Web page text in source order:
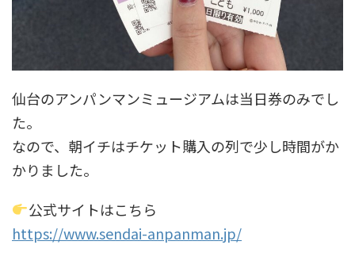
仙台のアンパンマンミュージアムは当日券のみでし
た。
なので、朝イチはチケット購入の列で少し時間がか
かりました。
公式サイトはこちら
https://www.sendai-anpanman.jp/